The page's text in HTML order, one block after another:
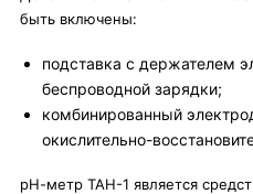
быть включены:
подставка с держателем
беспроводной зарядки;
комбинированный
окислительно-
рН-метр ТАН-1 является